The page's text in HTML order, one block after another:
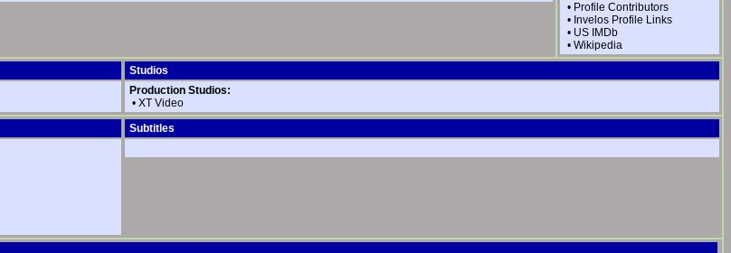
• Profile Contributors
• Invelos Profile Links
• US IMDb
• Wikipedia
Studios
Production Studios:
• XT Video
Subtitles